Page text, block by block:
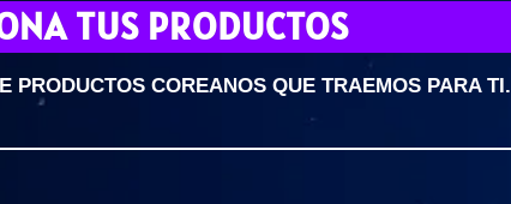
TUS PRODUCTOS
PRODUCTOS COREANOS QUE TRAEMOS PARA TI.